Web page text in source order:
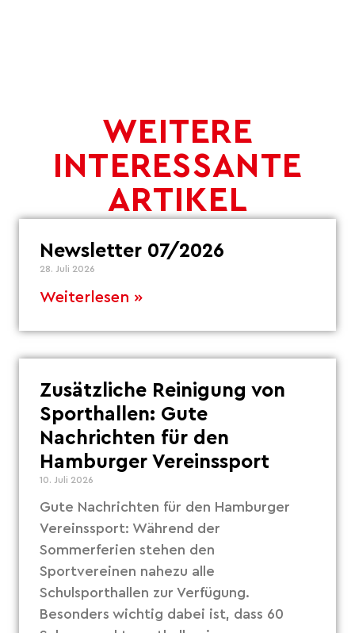
WEITERE
INTERESSANTE
ARTIKEL
Newsletter 07/2026
28. Juli 2026
Weiterlesen »
Zusätzliche Reinigung von
Sporthallen: Gute
Nachrichten für den
Hamburger Vereinssport
10. Juli 2026
Gute Nachrichten für den Hamburger
Vereinssport: Während der
Sommerferien stehen den
Sportvereinen nahezu alle
Schulsporthallen zur Verfügung.
Besonders wichtig dabei ist, dass 60